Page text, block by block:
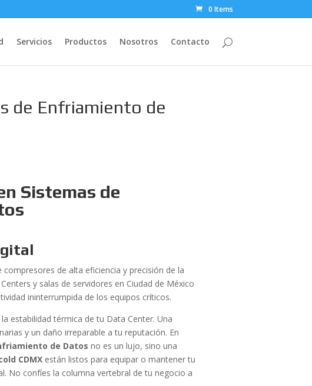
0 Items
Servicios Productos Nosotros Contacto
de Enfriamiento de
Sistemas de
compresores de alta eficiencia y precisión de la
y salas de servidores en Ciudad de México
ininterrumpida de los equipos críticos.
estabilidad térmica de tu Data Center. Una
y un daño irreparable a tu reputación. En
de Datos no es un lujo, sino una
CDMX están listos para equipar o mantener tu
No confíes la columna vertebral de tu negocio a